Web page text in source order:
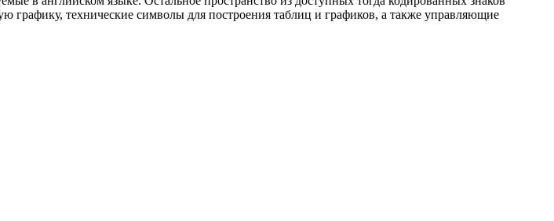
графику, технические символы для построения таблиц и графиков, а также управляющие